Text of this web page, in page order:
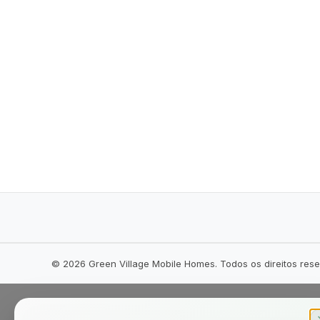
© 2026 Green Village Mobile Homes. Todos os direitos